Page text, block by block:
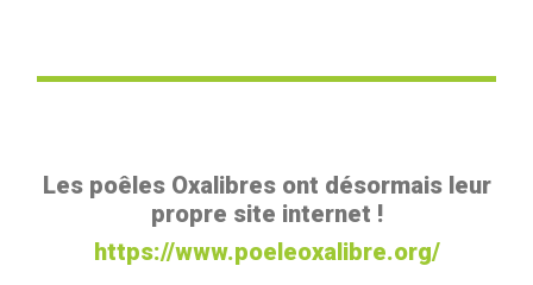
Les poêles Oxalibres ont désormais leur
propre site internet !
https://www.poeleoxalibre.org/